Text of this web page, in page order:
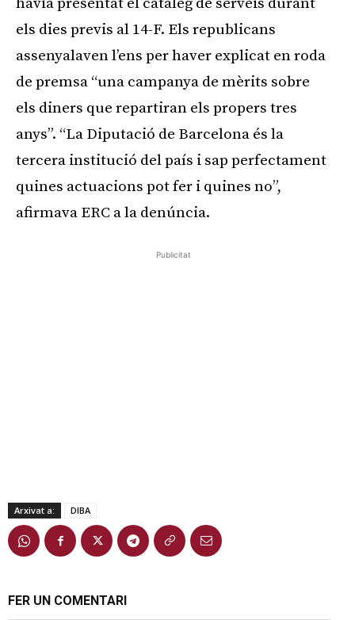
els dies previs al 14-F. Els republicans
assenyalaven l’ens per haver explicat en roda
de premsa “una campanya de mèrits sobre
els diners que repartiran els propers tres
anys”. “La Diputació de Barcelona és la
tercera institució del país i sap perfectament
quines actuacions pot fer i quines no”,
afirmava ERC a la denúncia.
Publicitat
Arxivat a: DIBA
FER UN COMENTARI